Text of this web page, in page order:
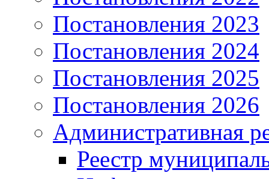
Постановления 2023
Постановления 2024
Постановления 2025
Постановления 2026
Административная
Реестр